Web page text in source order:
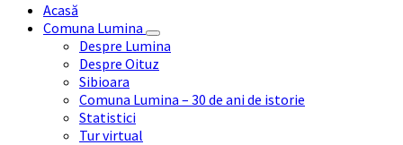
Acasă
Comuna Lumina
Despre Lumina
Despre Oituz
Sibioara
Comuna Lumina – 30 de ani de istorie
Statistici
Tur virtual